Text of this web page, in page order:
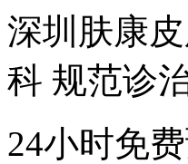
深圳肤康
科 规范诊
24小时免